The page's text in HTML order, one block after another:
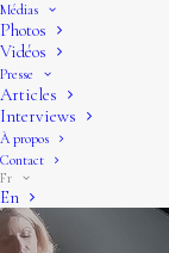
Médias
Photos
Vidéos
Presse
Articles
Interviews
À propos
Contact
Fr
En